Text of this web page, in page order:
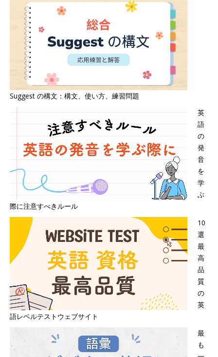
Suggest の構文：構文、使い方、練習問題
英
語
の
発
音
を
学
ぶ
際に注意すべきルール
10
選
最
高
品
質
の
英
語レベルテストウェブサイト
最
も